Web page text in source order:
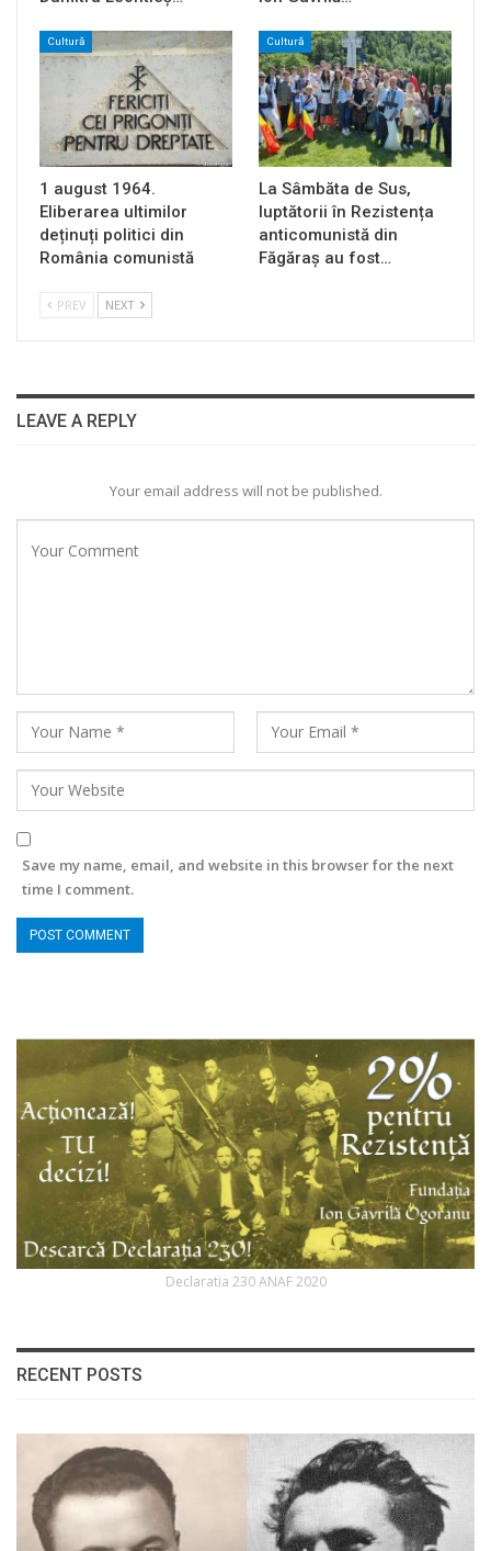
Cultură
1 august 1964.
Eliberarea ultimilor
deținuți politici din
România comunistă
Cultură
La Sâmbăta de Sus,
luptătorii în Rezistența
anticomunistă din
Făgăraș au fost…
PREV NEXT
LEAVE A REPLY
Your email address will not be published.
Save my name, email, and website in this browser for the next
time I comment.
Declaratia 230 ANAF 2020
RECENT POSTS